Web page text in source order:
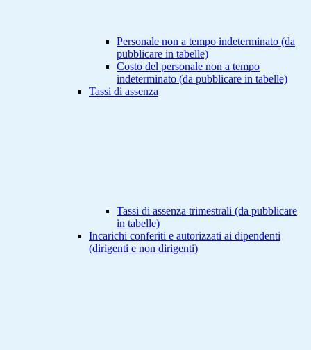
Personale non a tempo indeterminato (da
pubblicare in tabelle)
Costo del personale non a tempo
indeterminato (da pubblicare in tabelle)
Tassi di assenza
Tassi di assenza trimestrali (da pubblicare
in tabelle)
Incarichi conferiti e autorizzati ai dipendenti
(dirigenti e non dirigenti)